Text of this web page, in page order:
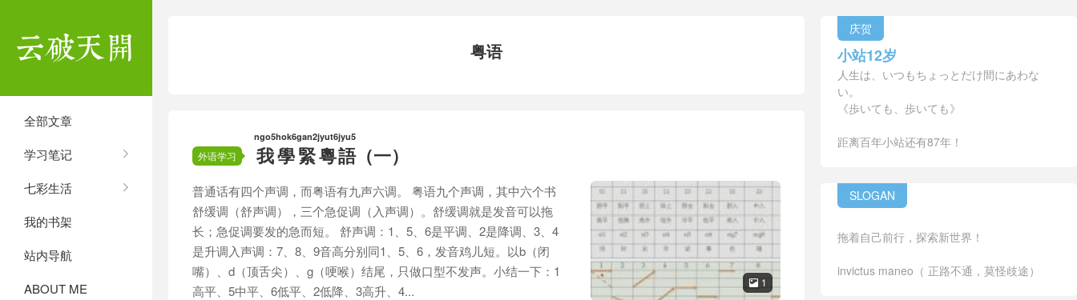
全部文章
学习笔记
七彩生活
我的书架
站内导航
ABOUT ME
粤语
外语学习 我
ngo5
學
hok6
緊
gan2
粵
jyut6
語
jyu5
（一）
 1
普通话有四个声调，而粤语有九声六调。 粤语九个声调，其中六个书
舒缓调（舒声调），三个急促调（入声调）。舒缓调就是发音可以拖
长；急促调要发的急而短。 舒声调：1、5、6是平调、2是降调、3、4
是升调入声调：7、8、9音高分别同1、5、6，发音鸡儿短。以b（闭
嘴）、d（顶舌尖）、g（哽喉）结尾，只做口型不发声。小结一下：1
高平、5中平、6低平、2低降、3高升、4...
庆贺
小站12岁
人生は、いつもちょっとだけ間にあわな
い。
《歩いても、歩いても》
距离百年小站还有87年！
SLOGAN
拖着自己前行，探索新世界！
invictus maneo（ 正路不通，莫怪歧途）